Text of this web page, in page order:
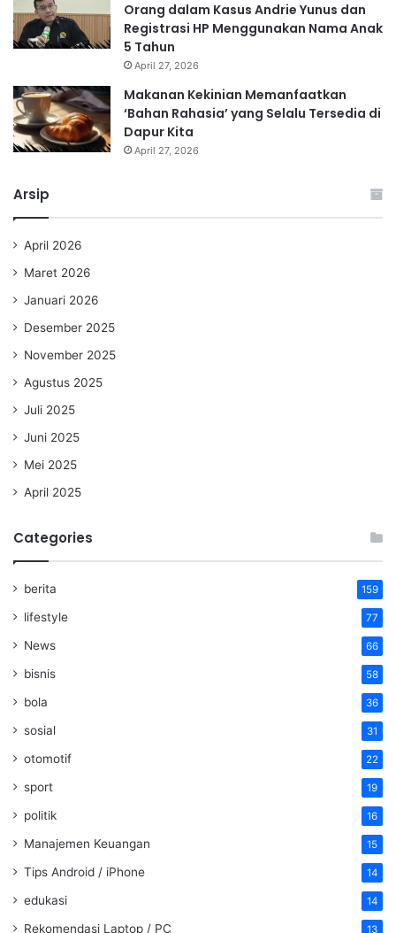
Orang dalam Kasus Andrie Yunus dan
Registrasi HP Menggunakan Nama Anak
5 Tahun
April 27, 2026
Makanan Kekinian Memanfaatkan
‘Bahan Rahasia’ yang Selalu Tersedia di
Dapur Kita
April 27, 2026
Arsip
April 2026
Maret 2026
Januari 2026
Desember 2025
November 2025
Agustus 2025
Juli 2025
Juni 2025
Mei 2025
April 2025
Categories
berita 159
lifestyle 77
News 66
bisnis 58
bola 36
sosial 31
otomotif 22
sport 19
politik 16
Manajemen Keuangan 15
Tips Android / iPhone 14
edukasi 14
Rekomendasi Laptop / PC 13